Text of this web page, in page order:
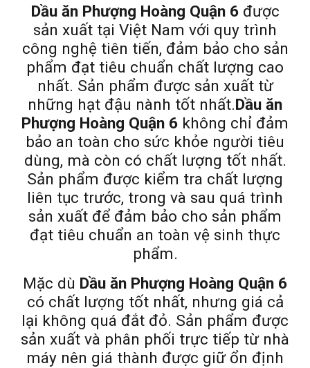
Dầu ăn Phượng Hoàng Quận 6được
sản xuất tại Việt Nam với quy trình
công nghệ tiên tiến, đảm bảo cho sản
phẩm đạt tiêu chuẩn chất lượng cao
nhất. Sản phẩm được sản xuất từ
những hạt đậu nành tốt nhất.Dầu ăn
Phượng Hoàng Quận 6 không chỉ đảm
bảo an toàn cho sức khỏe người tiêu
dùng, mà còn có chất lượng tốt nhất.
Sản phẩm được kiểm tra chất lượng
liên tục trước, trong và sau quá trình
sản xuất để đảm bảo cho sản phẩm
đạt tiêu chuẩn an toàn vệ sinh thực
phẩm.
Mặc dù Dầu ăn Phượng Hoàng Quận 6
có chất lượng tốt nhất, nhưng giá cả
lại không quá đắt đỏ. Sản phẩm được
sản xuất và phân phối trực tiếp từ nhà
máy nên giá thành được giữ ổn định